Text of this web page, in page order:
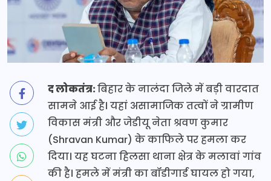
द लोकतंत्र:बिहार के नालंदा जिले में बड़ी वारदात
सामने आई है। यहां असामाजिक तत्वों ने ग्रामीण
विकास मंत्री और जेडीयू नेता श्रवण कुमार
(Shravan Kumar) के काफिले पर हमला कर
दिया। यह घटना हिलसा थाना क्षेत्र के मलावां गांव
की है। हमले में मंत्री का बॉडीगार्ड घायल हो गया,